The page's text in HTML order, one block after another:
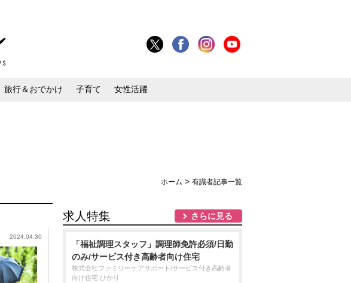
旅行＆おでかけ 子育て 女性活躍
ホーム > 有識者記事一覧
2024.04.30
求人特集 さらに見る
「福祉調理スタッフ」調理師免許必須/日勤
のみ/サービス付き高齢者向け住宅
株式会社ファミリーケアサポート/サービス付き高齢者
向け住宅 ひかり